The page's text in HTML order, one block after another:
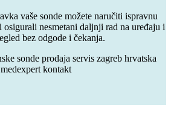
vaše sonde možete naručiti ispravnu
osigurali nesmetani daljnji rad na uređaju i
bez odgode i čekanja.